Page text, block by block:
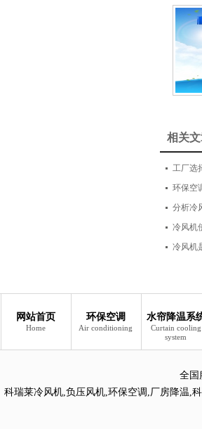
相关
工厂选
环保空
分析冷
冷风机
冷风机
网站首页
Home
环保空调
Air conditioning
水帘降温系
Curtain cooling
system
全国
科瑞莱冷风机,负压风机,环保空调 ,厂房降温,